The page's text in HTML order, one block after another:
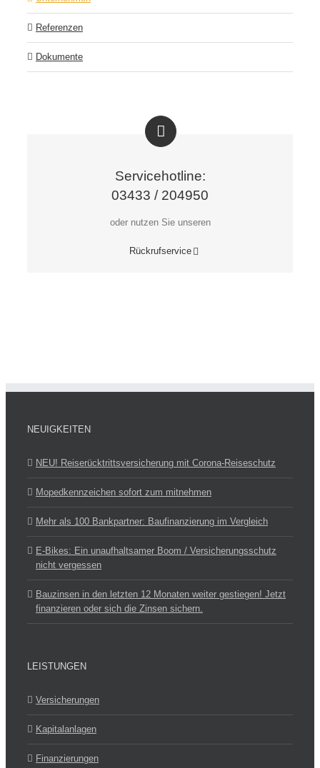
Referenzen
Dokumente
Servicehotline:
03433 / 204950
oder nutzen Sie unseren
Rückrufservice
NEUIGKEITEN
NEU! Reiserücktrittsversicherung mit Corona-Reise­schutz
Mopedkennzeichen sofort zum mitnehmen
Mehr als 100 Bankpartner: Baufinanzierung im Vergleich
E-Bikes: Ein unaufhaltsamer Boom / Versicherungsschutz
nicht vergessen
Bauzinsen in den letzten 12 Monaten weiter gestiegen! Jetzt
finanzieren oder sich die Zinsen sichern.
LEISTUNGEN
Versicherungen
Kapitalanlagen
Finanzierungen